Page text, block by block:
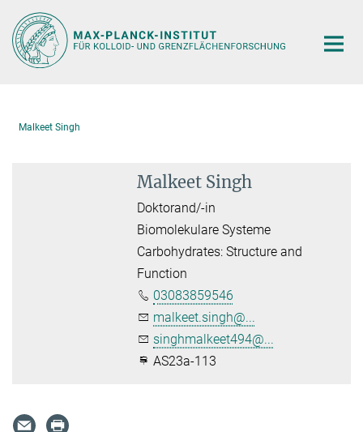
Hauptinhalt
Malkeet Singh
Malkeet Singh
Doktorand/-in
Biomolekulare Systeme
Carbohydrates: Structure and
Function
03083859546
malkeet.singh@...
singhmalkeet494@...
AS23a-113